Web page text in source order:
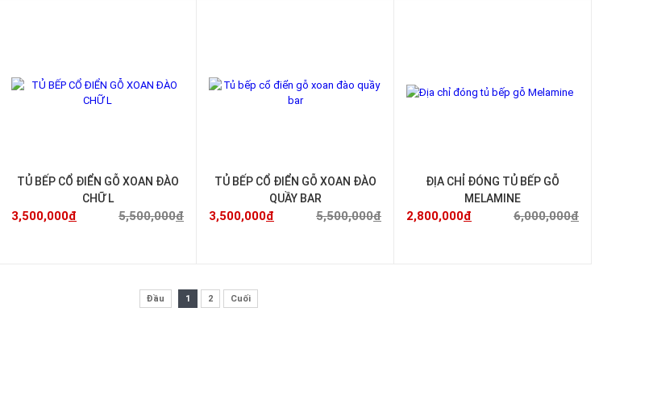
TỦ BẾP CỔ ĐIỂN GỖ XOAN ĐÀO
CHỮ L
3,500,000đ 5,500,000đ
TỦ BẾP CỔ ĐIỂN GỖ XOAN ĐÀO
QUẦY BAR
3,500,000đ 5,500,000đ
ĐỊA CHỈ ĐÓNG TỦ BẾP GỖ
MELAMINE
2,800,000đ 6,000,000đ
Đầu 1 2 Cuối